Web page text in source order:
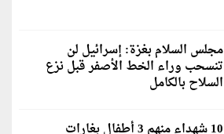
مجلس السلام بغزة: إسرائيل لن
تنسحب وراء الخط الأصفر قبل نزع
السلاح بالكامل